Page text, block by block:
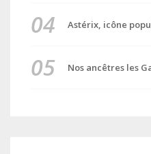
Astérix, icône
Nos ancêtres les